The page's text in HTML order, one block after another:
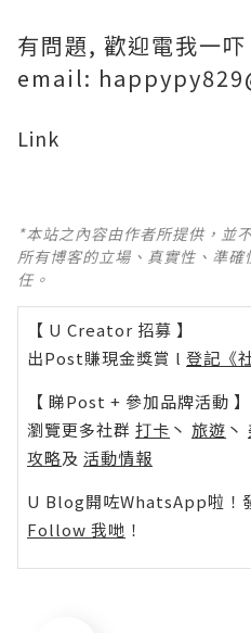
有問題, 歡迎電我一吓
email:
Link
*本站之內容由作者所提供，並
所有博客的立場、真實性、準
任。
【 U Creator 招募 】
出Post賺現金獎賞 l 登記《
【 睇Post + 參加品牌活動 】
瀏覽更多社群 打卡 丶 旅遊 丶
攻略及 活動情報
U Blog開咗WhatsApp啦！
Follow 我哋 ！